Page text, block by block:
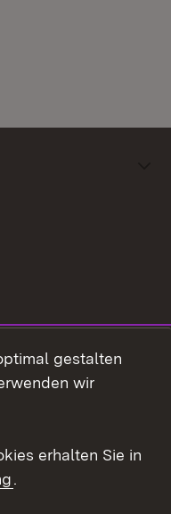
gestalten
wir
erhalten Sie in
.